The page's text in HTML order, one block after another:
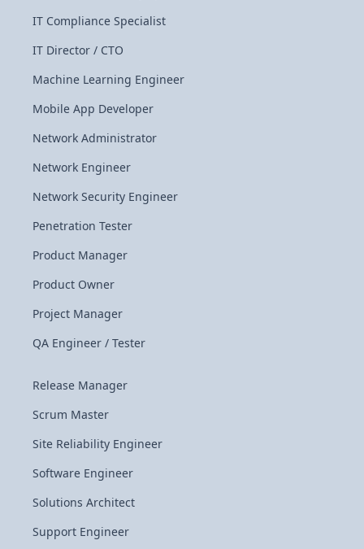
IT Compliance Specialist
IT Director / CTO
Machine Learning Engineer
Mobile App Developer
Network Administrator
Network Engineer
Network Security Engineer
Penetration Tester
Product Manager
Product Owner
Project Manager
QA Engineer / Tester
Release Manager
Scrum Master
Site Reliability Engineer
Software Engineer
Solutions Architect
Support Engineer